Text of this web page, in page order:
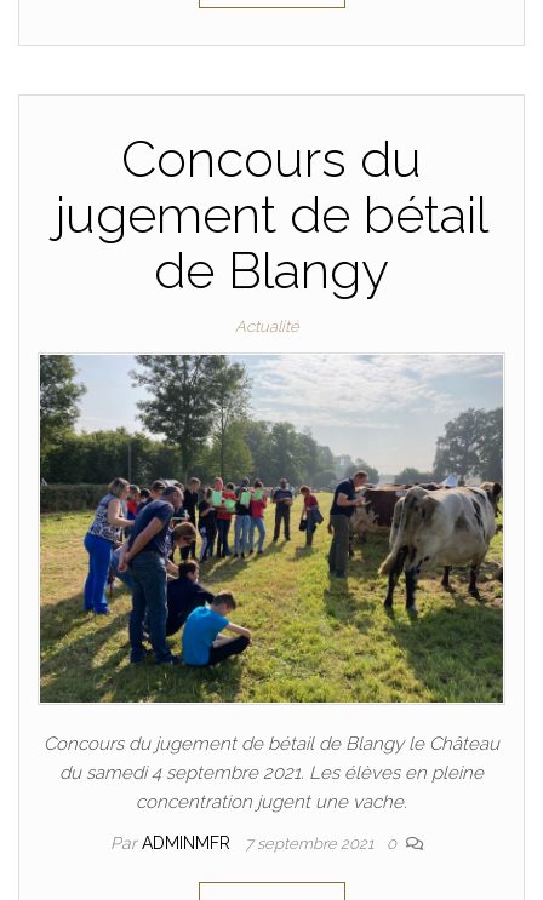
Concours du
jugement de bétail
de Blangy
Actualité
Concours du jugement de bétail de Blangy le Château
du samedi 4 septembre 2021. Les élèves en pleine
concentration jugent une vache.
ParADMINMFR 7 septembre 2021 0